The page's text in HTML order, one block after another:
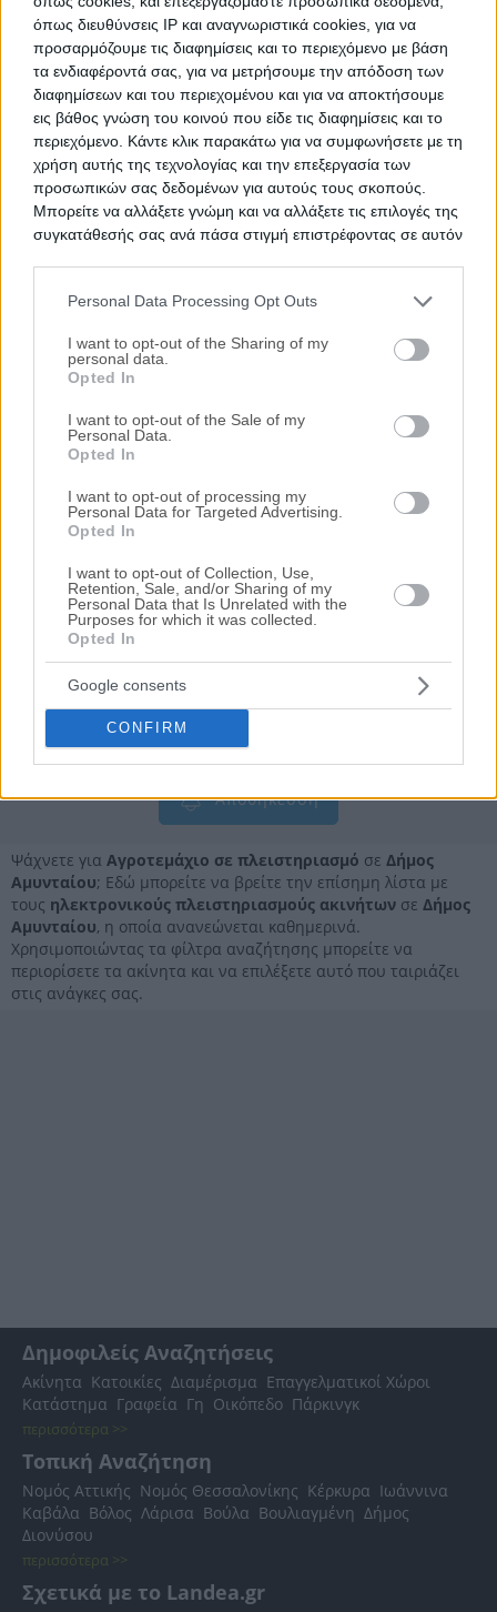
όπως διευθύνσεις IP και αναγνωριστικά cookies, για να
προσαρμόζουμε τις διαφημίσεις και το περιεχόμενο με βάση
τα ενδιαφέροντά σας, για να μετρήσουμε την απόδοση των
διαφημίσεων και του περιεχομένου και για να αποκτήσουμε
εις βάθος γνώση του κοινού που είδε τις διαφημίσεις και το
περιεχόμενο. Κάντε κλικ παρακάτω για να συμφωνήσετε με τη
χρήση αυτής της τεχνολογίας και την επεξεργασία των
προσωπικών σας δεδομένων για αυτούς τους σκοπούς.
Μπορείτε να αλλάξετε γνώμη και να αλλάξετε τις επιλογές της
συγκατάθεσής σας ανά πάσα στιγμή επιστρέφοντας σε αυτόν
services and may gather and store information including but
not limited to your visit or usage behaviour. You may click to
grant or deny consent to Google and its third-party tags to
use your data for below specified purposes in below Google
consent section.
Personal Data Processing Opt Outs
I want to opt-out of the Sharing of my
personal data.
Opted In
I want to opt-out of the Sale of my
Personal Data.
Opted In
I want to opt-out of processing my
Personal Data for Targeted Advertising.
Opted In
I want to opt-out of Collection, Use,
Retention, Sale, and/or Sharing of my
Personal Data that Is Unrelated with the
Purposes for which it was collected.
Opted In
Google consents
CONFIRM
Αγροτεμάχιο 4.168 τ.μ.
Θέση Τσαλιά, Λιμνοχώρι, Σκλήθρο, Νομός Φλώρινας
4168 m²
Πρώτη Προσφορά:
94.380 €
Ημ. Διεξαγωγής:
24/09/2026
Αγροτεμάχιο 4.076 τ.μ.
Θέση Μοναστηριακά, Ανάργυροι, Αετός, Φιλώτας,
Νομός Φλώρινας
4076 m²
7.400 €
Ημ. Διεξαγωγής:
30/09/2026
Αποθηκεύστε την αναζήτησή σας για να λαμβάνετε
ενημέρωση όταν προστίθενται νέα ακίνητα
Αποθήκευση
Ψάχνετε για Αγροτεμάχιο σε πλειστηριασμό σε Δήμος
Αμυνταίου; Εδώ μπορείτε να βρείτε την επίσημη λίστα με
τους ηλεκτρονικούς πλειστηριασμούς ακινήτων σε Δήμος
Αμυνταίου, η οποία ανανεώνεται καθημερινά.
Χρησιμοποιώντας τα φίλτρα αναζήτησης μπορείτε να
περιορίσετε τα ακίνητα και να επιλέξετε αυτό που ταιριάζει
στις ανάγκες σας.
Δημοφιλείς Αναζητήσεις
Ακίνητα Κατοικίες Διαμέρισμα Επαγγελματικοί Χώροι
Κατάστημα Γραφεία Γη Οικόπεδο Πάρκινγκ
περισσότερα >>
Τοπική Αναζήτηση
Νομός Αττικής Νομός Θεσσαλονίκης Κέρκυρα Ιωάννινα
Καβάλα Βόλος Λάρισα Βούλα Βουλιαγμένη Δήμος
Διονύσου
περισσότερα >>
Σχετικά με το Landea.gr